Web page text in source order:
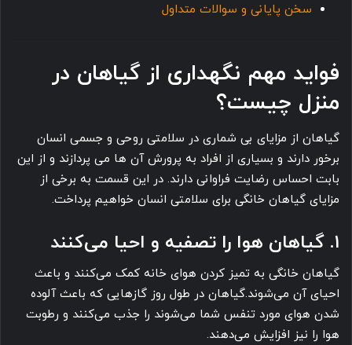
سخن پایانی و سوالات متداول
فواید مهم نگهداری از گیاهان در
منزل چیست؟
گیاهان از مزایای بی ‎شماری در سلامتی روحی و جسمی انسان
برخور دارند و بسیاری از افراد به پرورش آن ها می ‎پردازند و از این
بابت احساس رضایت فراوانی دارند. در این قسمت به برخی از
مزایای گیاهان خانگی برای سلامتی انسان خواهیم پرداخت.
۱. گیاهان هوا را تصفیه و احیا می‌کنند
گیاهان خانگی به تمیز کردن هوای خانه کمک می‌کنند و باعث
احیای آن می‌شوند.گیاهان در طول روز گازهایی که باعث آلوده
شدن هوای مورد تنفس شما می‌شوند را جذب می‌کنند و رطوبت
هوا را نیز افزایش می‌دهند.